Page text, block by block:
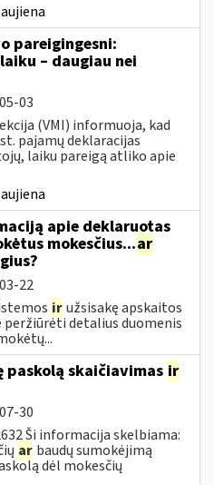
pareigingesni:
– daugiau nei
03
(VMI) informuoja, kad
pajamų deklaracijas
laiku pareigą atliko apie
apie deklaruotas
mokesčius...ar
22
iružsisakę apskaitos
detalius duomenis
paskolą skaičiavimas ir
30
Ši informacija skelbiama:
ar baudų sumokėjimą
dėl mokesčių